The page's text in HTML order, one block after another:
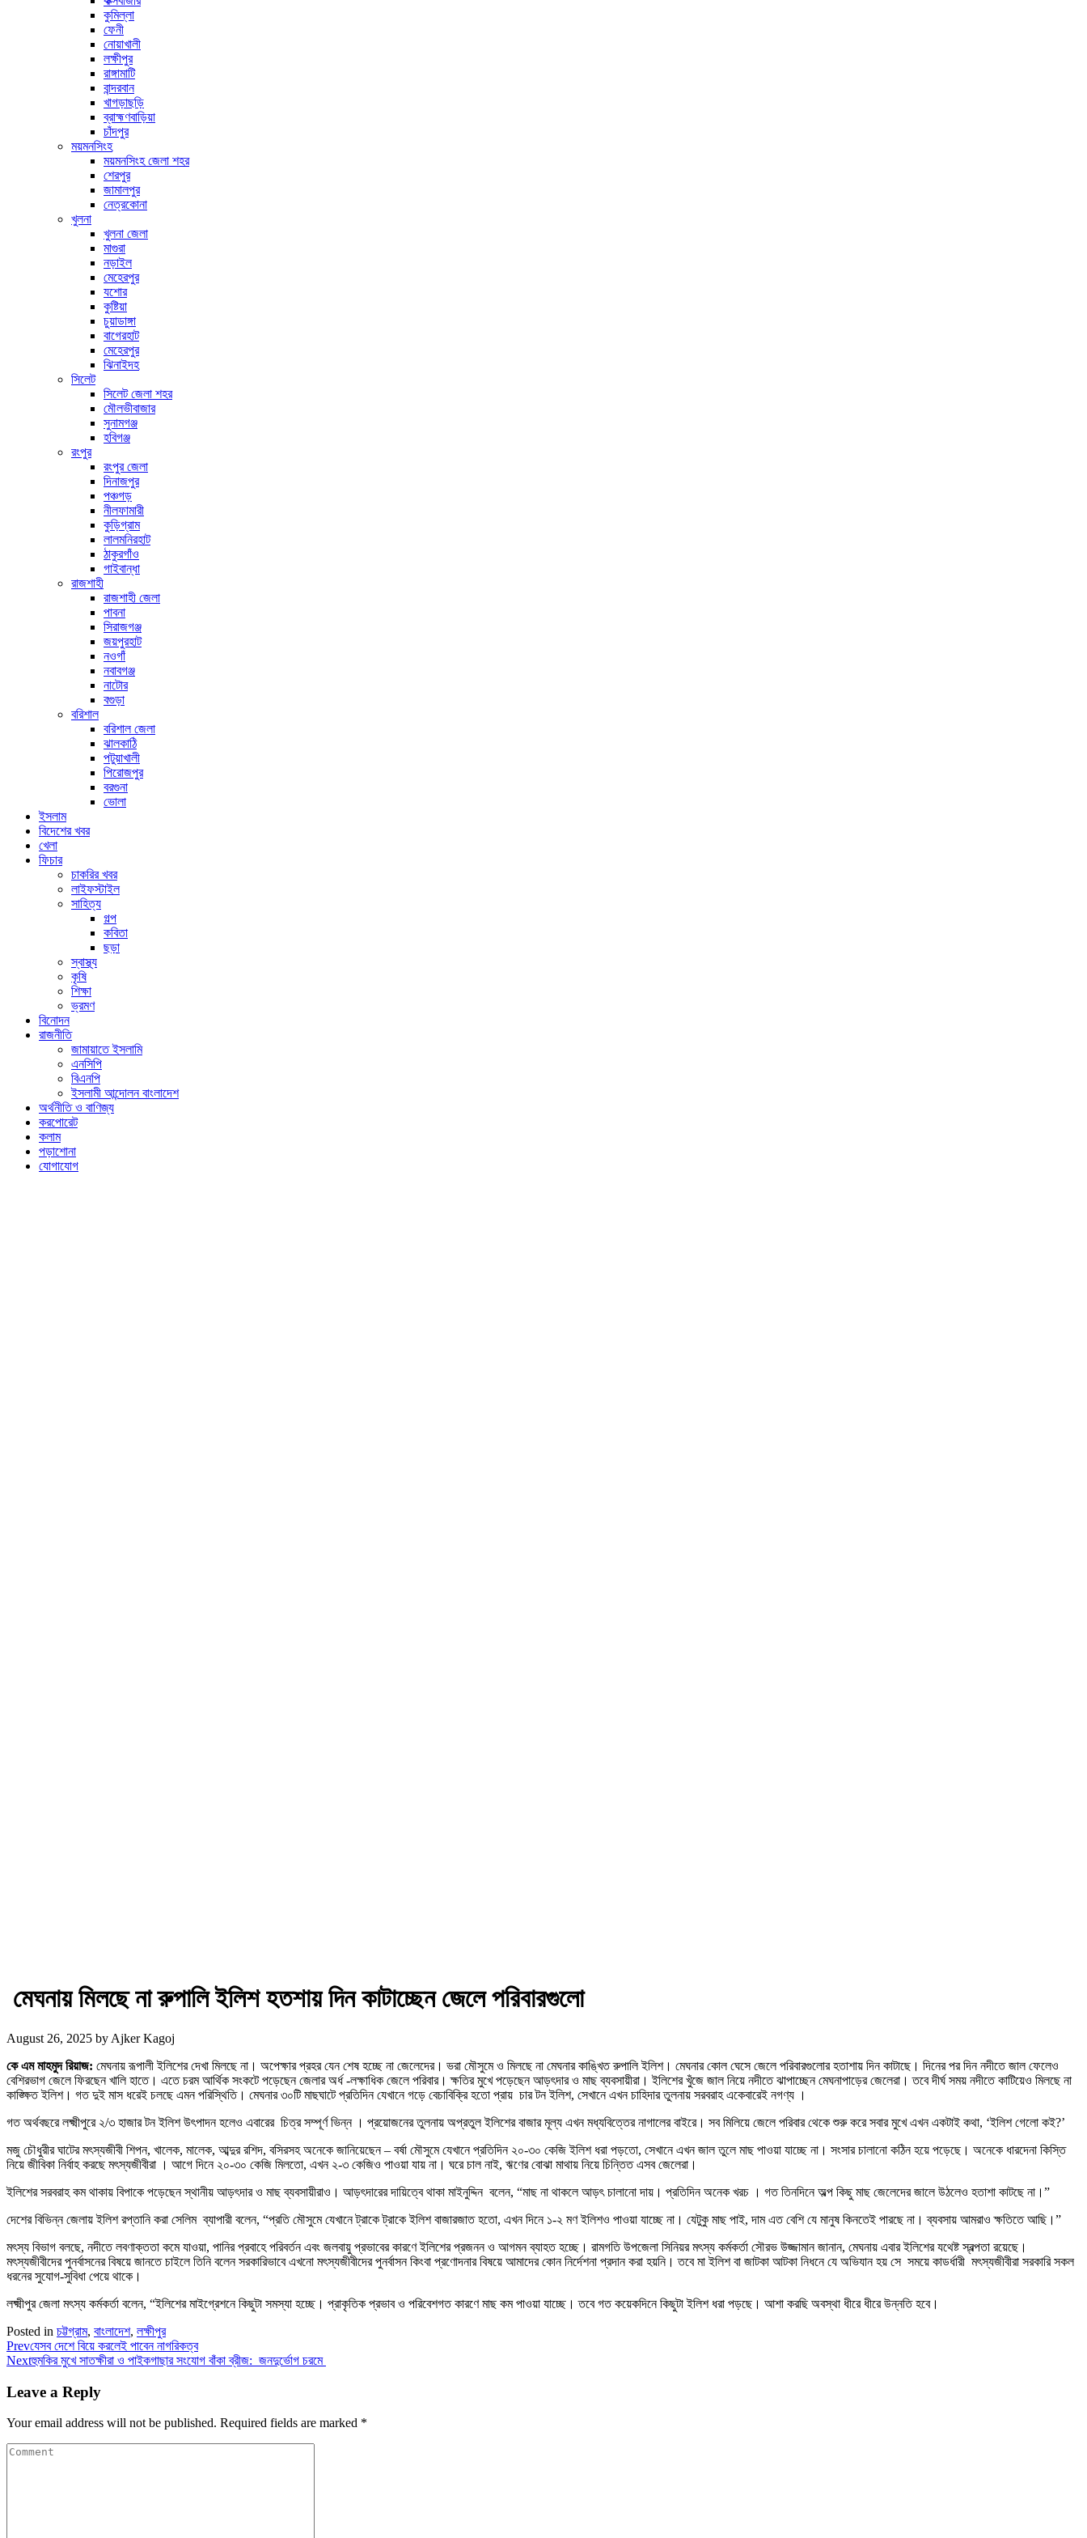
কুমিল্লা
ফেনী
নোয়াখালী
লক্ষীপুর
রাঙ্গামাটি
বান্দরবান
খাগড়াছড়ি
ব্রাহ্মণবাড়িয়া
চাঁদপুর
ময়মনসিংহ
ময়মনসিংহ জেলা শহর
শেরপুর
জামালপুর
নেত্রকোনা
খুলনা
খুলনা জেলা
মাগুরা
নড়াইল
মেহেরপুর
যশোর
কুষ্টিয়া
চুয়াডাঙ্গা
বাগেরহাট
মেহেরপুর
ঝিনাইদহ
সিলেট
সিলেট জেলা শহর
মৌলভীবাজার
সুনামগঞ্জ
হবিগঞ্জ
রংপুর
রংপুর জেলা
দিনাজপুর
পঞ্চগড়
নীলফামারী
কুড়িগ্রাম
লালমনিরহাট
ঠাকুরগাঁও
গাইবান্ধা
রাজশাহী
রাজশাহী জেলা
পাবনা
সিরাজগঞ্জ
জয়পুরহাট
নওগাঁ
নবাবগঞ্জ
নাটোর
বগুড়া
বরিশাল
বরিশাল জেলা
ঝালকাঠি
পটুয়াখালী
পিরোজপুর
বরগুনা
ভোলা
ইসলাম
বিদেশের খবর
খেলা
ফিচার
চাকরির খবর
লাইফস্টাইল
সাহিত্য
গল্প
কবিতা
ছড়া
স্বাস্থ্য
কৃষি
শিক্ষা
ভ্রমণ
বিনোদন
রাজনীতি
জামায়াতে ইসলামি
এনসিপি
বিএনপি
ইসলামী আন্দোলন বাংলাদেশ
অর্থনীতি ও বাণিজ্য
করপোরেট
কলাম
পড়াশোনা
যোগাযোগ
মেঘনায় মিলছে না রুপালি ইলিশ হতশায় দিন কাটাচ্ছেন জেলে পরিবারগুলো
August 26, 2025 by Ajker Kagoj
কে এম মাহমুদ রিয়াজ: মেঘনায় রূপালী ইলিশের দেখা মিলছে না। অপেক্ষার প্রহর যেন শেষ হচ্ছে না জেলেদের। ভরা মৌসুমে ও মিলছে না মেঘনার কাঙ্খিত রুপালি ইলিশ। মেঘনার কোল ঘেসে জেলে পরিবারগুলোর হতাশায় দিন কাটাছে। দিনের পর দিন নদীতে জাল ফেলেও
বেশিরভাগ জেলে ফিরছেন খালি হাতে। এতে চরম আর্থিক সংকটে পড়েছেন জেলার অর্ধ -লক্ষাধিক জেলে পরিবার। ক্ষতির মুখে পড়েছেন আড়ৎদার ও মাছ ব্যবসায়ীরা। ইলিশের খুঁজে জাল নিয়ে নদীতে ঝাপাচ্ছেন মেঘনাপাড়ের জেলেরা। তবে দীর্ঘ সময় নদীতে কাটিয়েও মিলছে না
কাঙ্ক্ষিত ইলিশ। গত দুই মাস ধরেই চলছে এমন পরিস্থিতি। মেঘনার ৩০টি মাছঘাটে প্রতিদিন যেখানে গড়ে বেচাবিক্রি হতো প্রায় চার টন ইলিশ, সেখানে এখন চাহিদার তুলনায় সরবরাহ একেবারেই নগণ্য ।
গত অর্থবছরে লক্ষ্মীপুরে ২/৩ হাজার টন ইলিশ উৎপাদন হলেও এবারের চিত্র সম্পূর্ণ ভিন্ন । প্রয়োজনের তুলনায় অপ্রতুল ইলিশের বাজার মূল্য এখন মধ্যবিত্তের নাগালের বাইরে। সব মিলিয়ে জেলে পরিবার থেকে শুরু করে সবার মুখে এখন একটাই কথা, ‘ইলিশ গেলো কই?’
মজু চৌধুরীর ঘাটের মৎস্যজীবী শিপন, খালেক, মালেক, আব্দুর রশিদ, বসিরসহ অনেকে জানিয়েছেন – বর্ষা মৌসুমে যেখানে প্রতিদিন ২০-৩০ কেজি ইলিশ ধরা পড়তো, সেখানে এখন জাল তুলে মাছ পাওয়া যাচ্ছে না। সংসার চালানো কঠিন হয়ে পড়েছে। অনেকে ধারদেনা কিস্তি
নিয়ে জীবিকা নির্বাহ করছে মৎস্যজীবীরা । আগে দিনে ২০-৩০ কেজি মিলতো, এখন ২-৩ কেজিও পাওয়া যায় না। ঘরে চাল নাই, ঋণের বোঝা মাথায় নিয়ে চিন্তিত এসব জেলেরা।
ইলিশের সরবরাহ কম থাকায় বিপাকে পড়েছেন স্থানীয় আড়ৎদার ও মাছ ব্যবসায়ীরাও। আড়ৎদারের দায়িত্বে থাকা মাইনুদ্দিন বলেন, “মাছ না থাকলে আড়ৎ চালানো দায়। প্রতিদিন অনেক খরচ । গত তিনদিনে অল্প কিছু মাছ জেলেদের জালে উঠলেও হতাশা কাটছে না।”
দেশের বিভিন্ন জেলায় ইলিশ রপ্তানি করা সেলিম ব্যাপারী বলেন, “প্রতি মৌসুমে যেখানে ট্রাকে ট্রাকে ইলিশ বাজারজাত হতো, এখন দিনে ১-২ মণ ইলিশও পাওয়া যাচ্ছে না। যেটুকু মাছ পাই, দাম এত বেশি যে মানুষ কিনতেই পারছে না। ব্যবসায় আমরাও ক্ষতিতে আছি।”
মৎস্য বিভাগ বলছে, নদীতে লবণাক্ততা কমে যাওয়া, পানির প্রবাহে পরিবর্তন এবং জলবায়ু প্রভাবের কারণে ইলিশের প্রজনন ও আগমন ব্যাহত হচ্ছে। রামগতি উপজেলা সিনিয়র মৎস্য কর্মকর্তা সৌরভ উজ্জামান জানান, মেঘনায় এবার ইলিশের যথেষ্ট স্বল্পতা রয়েছে।
মৎস্যজীবীদের পুনর্বাসনের বিষয়ে জানতে চাইলে তিনি বলেন সরকারিভাবে এখনো মৎস্যজীবীদের পুনর্বাসন কিংবা প্রণোদনার বিষয়ে আমাদের কোন নির্দেশনা প্রদান করা হয়নি। তবে মা ইলিশ বা জাটকা আটকা নিধনে যে অভিযান হয় সে সময়ে কাডর্ধারী মৎস্যজীবীরা সরকারি সকল
ধরনের সুযোগ-সুবিধা পেয়ে থাকে।
লক্ষ্মীপুর জেলা মৎস্য কর্মকর্তা বলেন, “ইলিশের মাইগ্রেশনে কিছুটা সমস্যা হচ্ছে। প্রাকৃতিক প্রভাব ও পরিবেশগত কারণে মাছ কম পাওয়া যাচ্ছে। তবে গত কয়েকদিনে কিছুটা ইলিশ ধরা পড়ছে। আশা করছি অবস্থা ধীরে ধীরে উন্নতি হবে।
Posted in চট্টগ্রাম, বাংলাদেশ, লক্ষীপুর
Prevযেসব দেশে বিয়ে করলেই পাবেন নাগরিকত্ব
Nextহুমকির মুখে সাতক্ষীরা ও পাইকগাছার সংযোগ বাঁকা ব্রীজ: জনদুর্ভোগ চরমে
Leave a Reply
Your email address will not be published. Required fields are marked *